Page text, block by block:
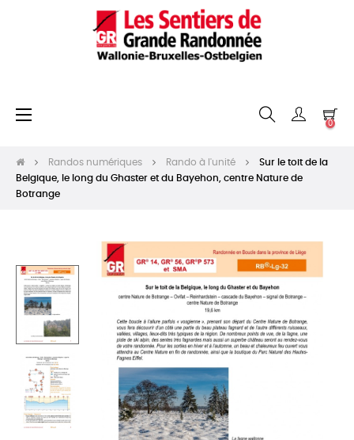
Basculer
☰
0
Randos numériques Rando à l'unité
Sur le toit de la
Belgique, le long du Ghaster et du Bayehon, centre Nature de
Botrange